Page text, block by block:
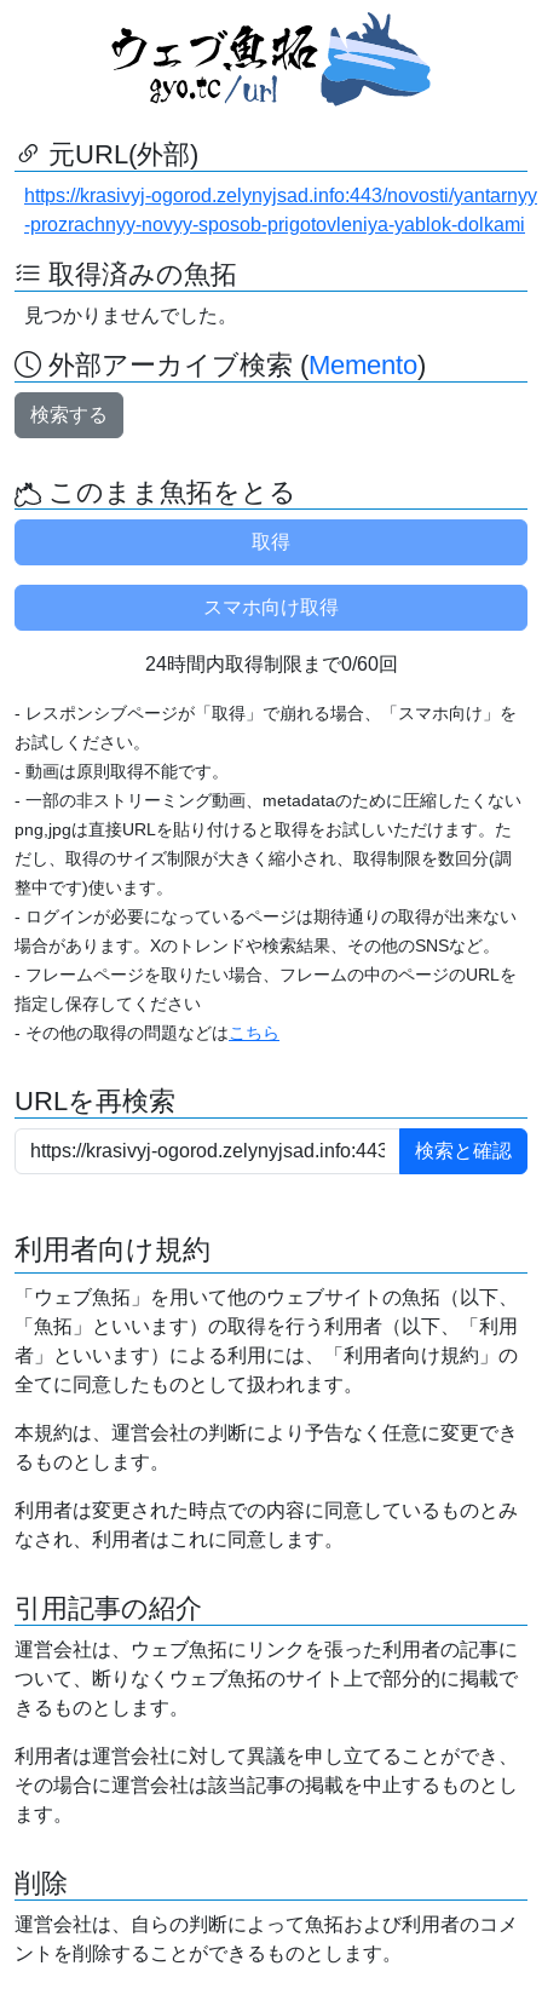
元URL(外部)
https://krasivyj-ogorod.zelynyjsad.info:443/novosti/yantarnyy
-prozrachnyy-novyy-sposob-prigotovleniya-yablok-dolkami
取得済みの魚拓
見つかりませんでした。
外部アーカイブ検索 (Memento)
検索する
このまま魚拓をとる
24時間内取得制限まで0/60回
- レスポンシブページが「取得」で崩れる場合、「スマホ向け」を
お試しください。
- 動画は原則取得不能です。
- 一部の非ストリーミング動画、metadataのために圧縮したくない
png,jpgは直接URLを貼り付けると取得をお試しいただけます。た
だし、取得のサイズ制限が大きく縮小され、取得制限を数回分(調
整中です)使います。
- ログインが必要になっているページは期待通りの取得が出来ない
場合があります。Xのトレンドや検索結果、その他のSNSなど。
- フレームページを取りたい場合、フレームの中のページのURLを
指定し保存してください
- その他の取得の問題などはこちら
URLを再検索
利用者向け規約
「ウェブ魚拓」を用いて他のウェブサイトの魚拓（以下、
「魚拓」といいます）の取得を行う利用者（以下、「利用
者」といいます）による利用には、「利用者向け規約」の
全てに同意したものとして扱われます。
本規約は、運営会社の判断により予告なく任意に変更でき
るものとします。
利用者は変更された時点での内容に同意しているものとみ
なされ、利用者はこれに同意します。
引用記事の紹介
運営会社は、ウェブ魚拓にリンクを張った利用者の記事に
ついて、断りなくウェブ魚拓のサイト上で部分的に掲載で
きるものとします。
利用者は運営会社に対して異議を申し立てることができ、
その場合に運営会社は該当記事の掲載を中止するものとし
ます。
削除
運営会社は、自らの判断によって魚拓および利用者のコメ
ントを削除することができるものとします。